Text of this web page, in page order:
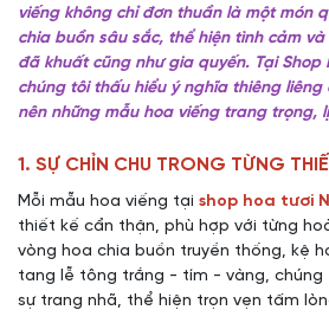
viếng không chỉ đơn thuần là một món
chia buồn sâu sắc, thể hiện tình cảm
đã khuất cũng như gia quyến. Tại Shop
chúng tôi thấu hiểu ý nghĩa thiêng
nên những mẫu hoa viếng trang trọng,
1. SỰ CHỈN CHU TRONG TỪNG
Mỗi mẫu hoa viếng tại shop hoa tươi
thiết kế cẩn thận, phù hợp với từng
vòng hoa chia buồn truyền thống, kệ
tang lễ tông trắng - tím - vàng, chúng
sự trang nhã, thể hiện trọn vẹn tấm